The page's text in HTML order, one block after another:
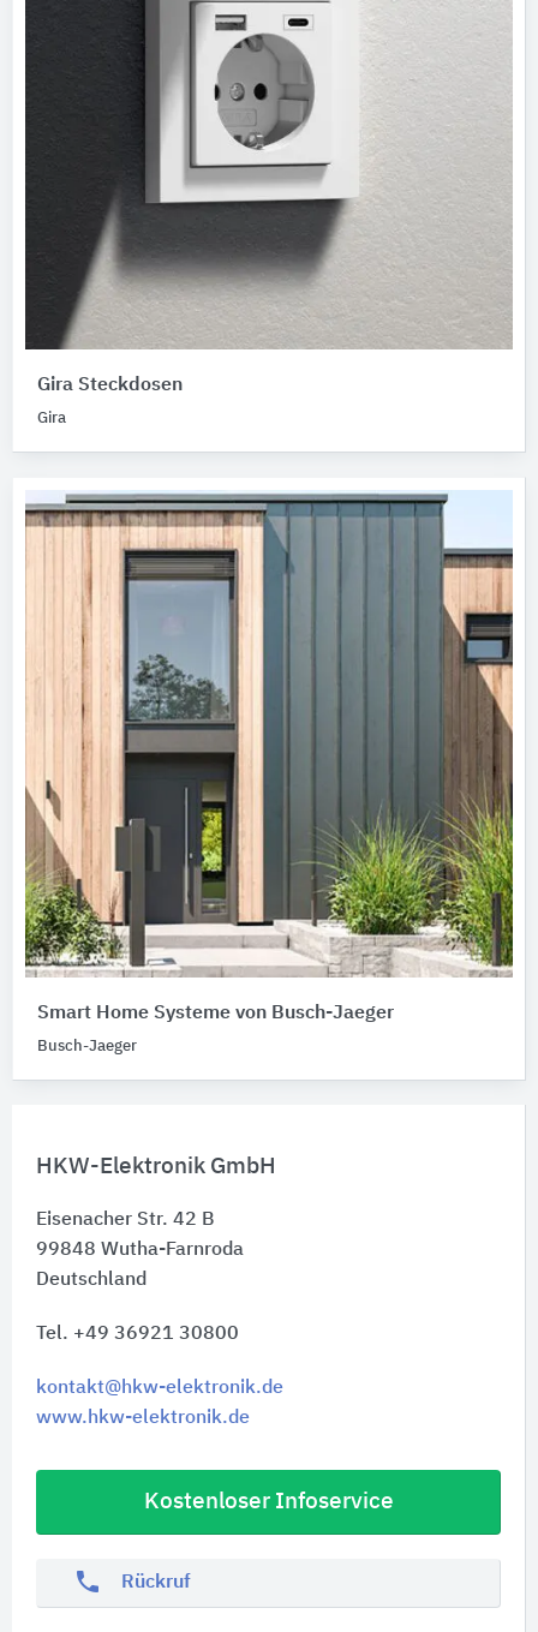
HKW-Elektronik GmbH
Eisenacher Str. 42 B
99848 Wutha-Farnroda
Deutschland
Tel. +49 36921 30800
kontakt@hkw-elektronik.de
www.hkw-elektronik.de
Kostenloser Infoservice
phone Rückruf
Gira Steckdosen
Gira
Smart Home Systeme von Busch-Jaeger
Busch-Jaeger